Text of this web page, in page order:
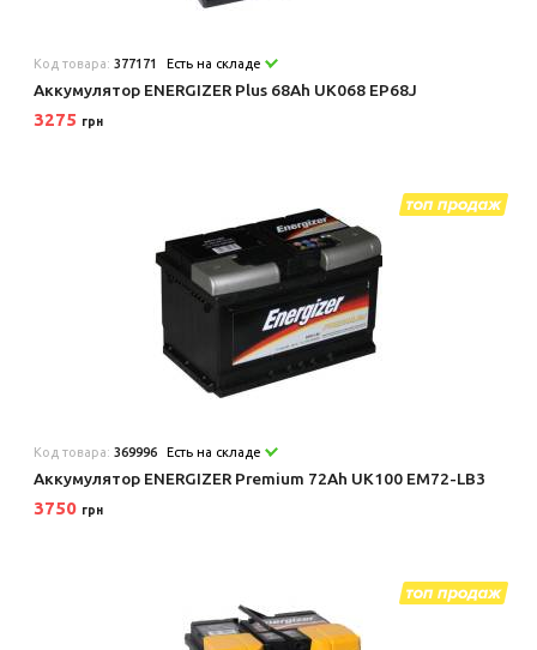
Код товара:377171 Есть на складе
Аккумулятор ENERGIZER Plus 68Ah UK068 EP68J
3275 грн
Код товара:369996 Есть на складе
Аккумулятор ENERGIZER Premium 72Ah UK100 EM72-LB3
3750 грн